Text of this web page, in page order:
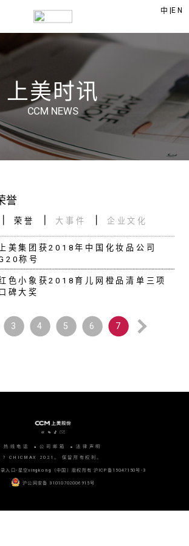
中 |EN
上美时讯
CCM NEWS
誉
荣誉 大事件 企业文化
上美集团获2018年中国化妆品公司
称号
色小象获2018育儿网橙品清单三项
口碑大奖
3 4 5 6 7
热线电话 公司邮箱 法律声明
? CHICMAX 2021。 保留所有权利。
入口-星空xingkong（中国）版权所有 沪ICP备15047150号-3
沪公网安备 31010702006915号